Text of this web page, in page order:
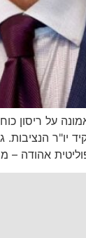
על ריסון
יו"ר
אהודה –